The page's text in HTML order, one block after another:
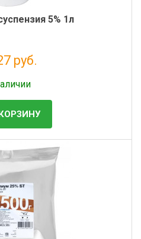
5% 1л
руб.